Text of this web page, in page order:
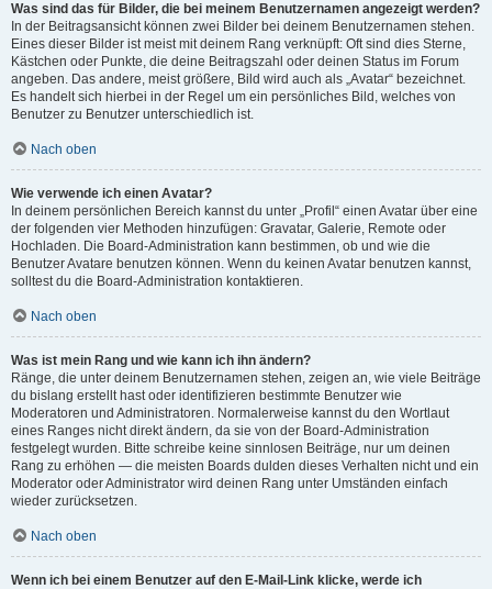
Was sind das für Bilder, die bei meinem Benutzernamen angezeigt werden?
In der Beitragsansicht können zwei Bilder bei deinem Benutzernamen stehen.
Eines dieser Bilder ist meist mit deinem Rang verknüpft: Oft sind dies Sterne,
Kästchen oder Punkte, die deine Beitragszahl oder deinen Status im Forum
angeben. Das andere, meist größere, Bild wird auch als „Avatar“ bezeichnet.
Es handelt sich hierbei in der Regel um ein persönliches Bild, welches von
Benutzer zu Benutzer unterschiedlich ist.
Nach oben
Wie verwende ich einen Avatar?
In deinem persönlichen Bereich kannst du unter „Profil“ einen Avatar über eine
der folgenden vier Methoden hinzufügen: Gravatar, Galerie, Remote oder
Hochladen. Die Board-Administration kann bestimmen, ob und wie die
Benutzer Avatare benutzen können. Wenn du keinen Avatar benutzen kannst,
solltest du die Board-Administration kontaktieren.
Nach oben
Was ist mein Rang und wie kann ich ihn ändern?
Ränge, die unter deinem Benutzernamen stehen, zeigen an, wie viele Beiträge
du bislang erstellt hast oder identifizieren bestimmte Benutzer wie
Moderatoren und Administratoren. Normalerweise kannst du den Wortlaut
eines Ranges nicht direkt ändern, da sie von der Board-Administration
festgelegt wurden. Bitte schreibe keine sinnlosen Beiträge, nur um deinen
Rang zu erhöhen — die meisten Boards dulden dieses Verhalten nicht und ein
Moderator oder Administrator wird deinen Rang unter Umständen einfach
wieder zurücksetzen.
Nach oben
Wenn ich bei einem Benutzer auf den E-Mail-Link klicke, werde ich